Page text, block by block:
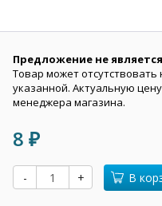
Предложение не
Товар может отсутствовать
указанной. Актуальную
менеджера магазина.
8 ₽
- + В